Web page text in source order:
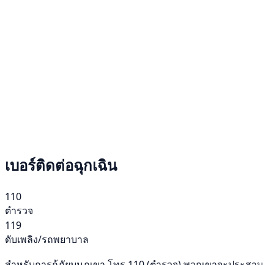
เบอร์ติดต่อฉุกเฉิน
110
ตำรวจ
119
ดับเพลิง/รถพยาบาล